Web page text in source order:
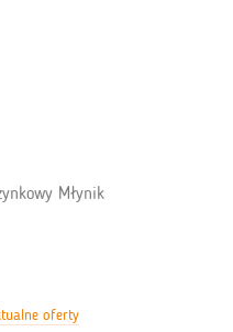
Młynik
oferty